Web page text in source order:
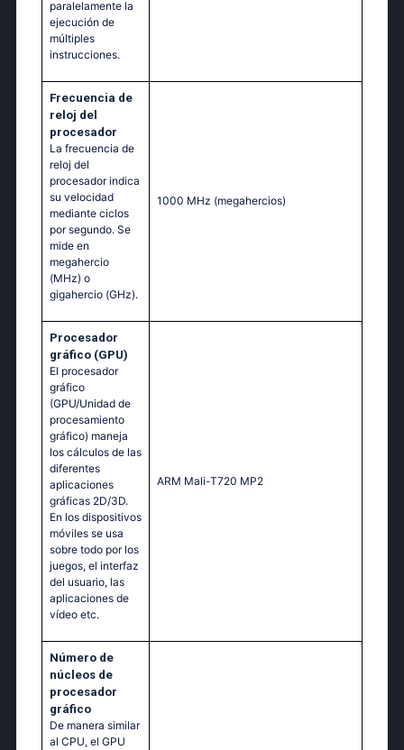
paralelamente la
ejecución de
múltiples
instrucciones.
Frecuencia de
reloj del
procesador
La frecuencia de
reloj del
procesador indica
su velocidad
mediante ciclos
por segundo. Se
mide en
megahercio
(MHz) o
gigahercio (GHz).
1000 MHz (megahercios)
Procesador
gráfico (GPU)
El procesador
gráfico
(GPU/Unidad de
procesamiento
gráfico) maneja
los cálculos de las
diferentes
aplicaciones
gráficas 2D/3D.
En los dispositivos
móviles se usa
sobre todo por los
juegos, el interfaz
del usuario, las
aplicaciones de
vídeo etc.
ARM Mali-T720 MP2
Número de
núcleos de
procesador
gráfico
De manera similar
al CPU, el GPU